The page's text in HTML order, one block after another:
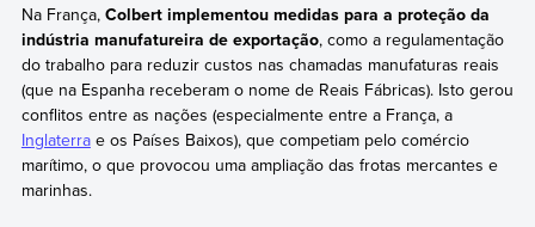
Na França, Colbert implementou medidas para a proteção da
indústria manufatureira de exportação, como a regulamentação
do trabalho para reduzir custos nas chamadas manufaturas reais
(que na Espanha receberam o nome de Reais Fábricas). Isto gerou
conflitos entre as nações (especialmente entre a França, a
Inglaterrae os Países Baixos), que competiam pelo comércio
marítimo, o que provocou uma ampliação das frotas mercantes e
marinhas.